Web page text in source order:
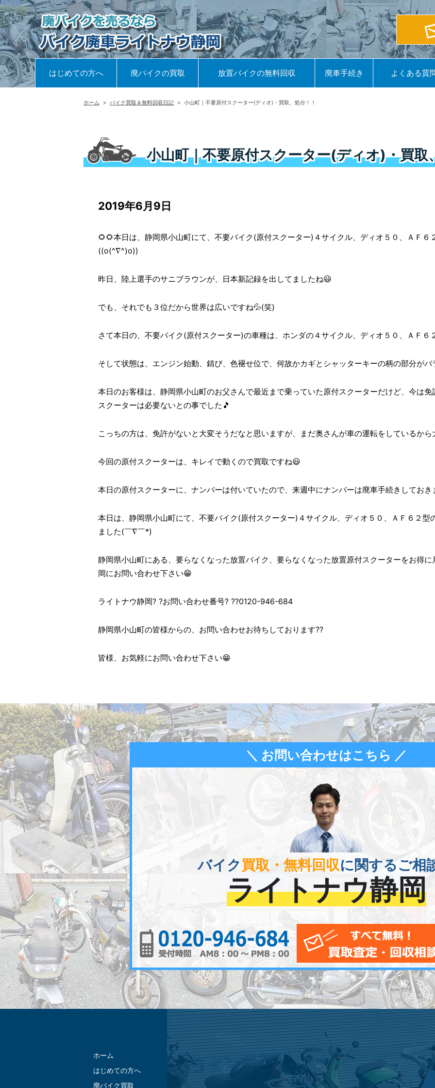
はじめての方へ 廃バイクの買取 放置バイクの無料回収 廃車手続き よくある質
ホーム > バイク買取＆無料回収日記 > 小山町｜不要原付スクーター(ディオ)・買取、処分！！
小山町｜不要原付スクーター(ディオ)・買取
2019年6月9日
🌻🌻本日は、静岡県小山町にて、不要バイク(原付スクーター)４サイクル、ディオ５０、ＡＦ６
((o(^∇^)o))
昨日、陸上選手のサニブラウンが、日本新記録を出してましたね😃
でも、それでも３位だから世界は広いですね💦(笑)
さて本日の、不要バイク(原付スクーター)の車種は、ホンダの４サイクル、ディオ５０、ＡＦ６
そして状態は、エンジン始動、錆び、色褪せ位で、何故かカギとシャッターキーの柄の部分が
本日のお客様は、静岡県小山町のお父さんで最近まで乗っていた原付スクーターだけど、今は
スクーターは必要ないとの事でした🎵
こっちの方は、免許がないと大変そうだなと思いますが、まだ奥さんが車の運転をしているか
今回の原付スクーターは、キレイで動くので買取ですね😃
本日の原付スクーターに、ナンバーは付いていたので、来週中にナンバーは廃車手続きしておき
本日は、静岡県小山町にて、不要バイク(原付スクーター)４サイクル、ディオ５０、ＡＦ６２型
ました(￣∇￣*)ゞ
静岡県小山町にある、要らなくなった放置バイク、要らなくなった放置原付スクーターをお得
岡にお問い合わせ下さい😁
ライトナウ静岡? ?お問い合わせ番号? ??0120-946-684
静岡県小山町の皆様からの、お問い合わせお待ちしております??
皆様、お気軽にお問い合わせ下さい😁
＼ お問い合わせはこちら ／
バイク 買取・無料回収に関するご相
ライトナウ静岡
0120-956-684
ホーム
はじめての方へ
廃バイク買取